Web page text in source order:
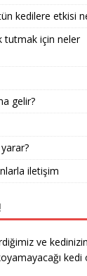
kedilere etkisi
tutmak için neler
gelir?
iletişim
ve kedinizin
kedi